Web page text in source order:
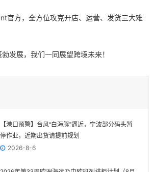
官方，全方位攻克开店、运营、发货三大难
发展，我们一同展望跨境未来！
【港口预警】台风“白海豚”逼近，宁波部分码头暂
停作业，近期出货请提前规划
2026-8-6